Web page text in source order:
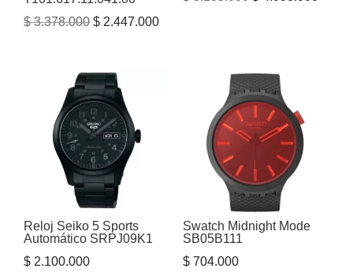
$3.378.000 El
era:
$ 3.378.000.
$ 2.447.000El
$ 2.447.000.
$ 5.135.000.
Reloj Seiko 5 Sports
Automático SRPJ09K1
$ 2.100.000
Swatch Midnight Mode
SB05B111
$704.000